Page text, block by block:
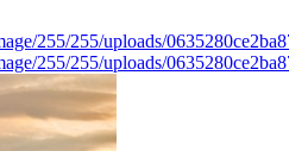
255/255/uploads/
255/255/uploads/